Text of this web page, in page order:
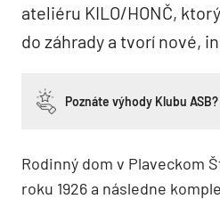
ateliéru KILO/HONČ,
do záhrady a tvorí nové,
Poznáte výhody Klubu ASB?
Rodinný dom v Plaveckom
roku 1926 a následne